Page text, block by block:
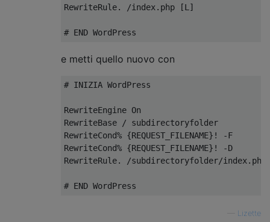
RewriteRule. /index.php [L]
# END WordPress
e metti quello nuovo con
# INIZIA WordPress
RewriteEngine On
RewriteBase / subdirectoryfolder
RewriteCond% {REQUEST_FILENAME}! -F
RewriteCond% {REQUEST_FILENAME}! -D
RewriteRule. /subdirectoryfolder/
Lizette